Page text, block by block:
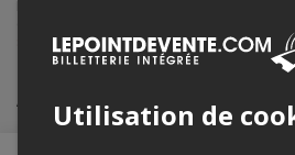
socioculturel@cegepgarneau.ca.
Achat de billets
Utilisation de